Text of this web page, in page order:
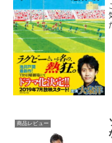
商品レビュー